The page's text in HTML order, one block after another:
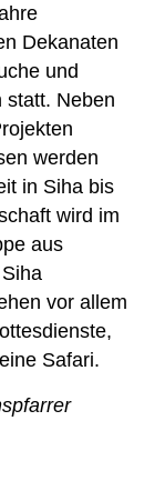
Dekanaten
und
statt. Neben
werden
in Siha bis
wird im
aus
vor allem
Safari.